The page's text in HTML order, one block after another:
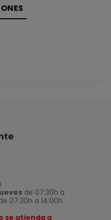
de 07:30h a
07:30h a 14:00h
se atienda a